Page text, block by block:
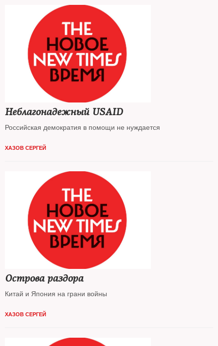
Неблагонадежный USAID
Российская демократия в помощи не нуждается
ХАЗОВ СЕРГЕЙ
Острова раздора
Китай и Япония на грани войны
ХАЗОВ СЕРГЕЙ